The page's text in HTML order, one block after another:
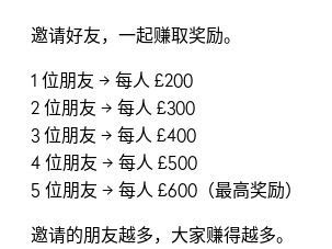
邀请好友，一起赚取奖励。
1 位朋友 → 每人 £200
2 位朋友 → 每人 £300
3 位朋友 → 每人 £400
4 位朋友 → 每人 £500
5 位朋友 → 每人 £600（最高奖励）
邀请的朋友越多，大家赚得越多。